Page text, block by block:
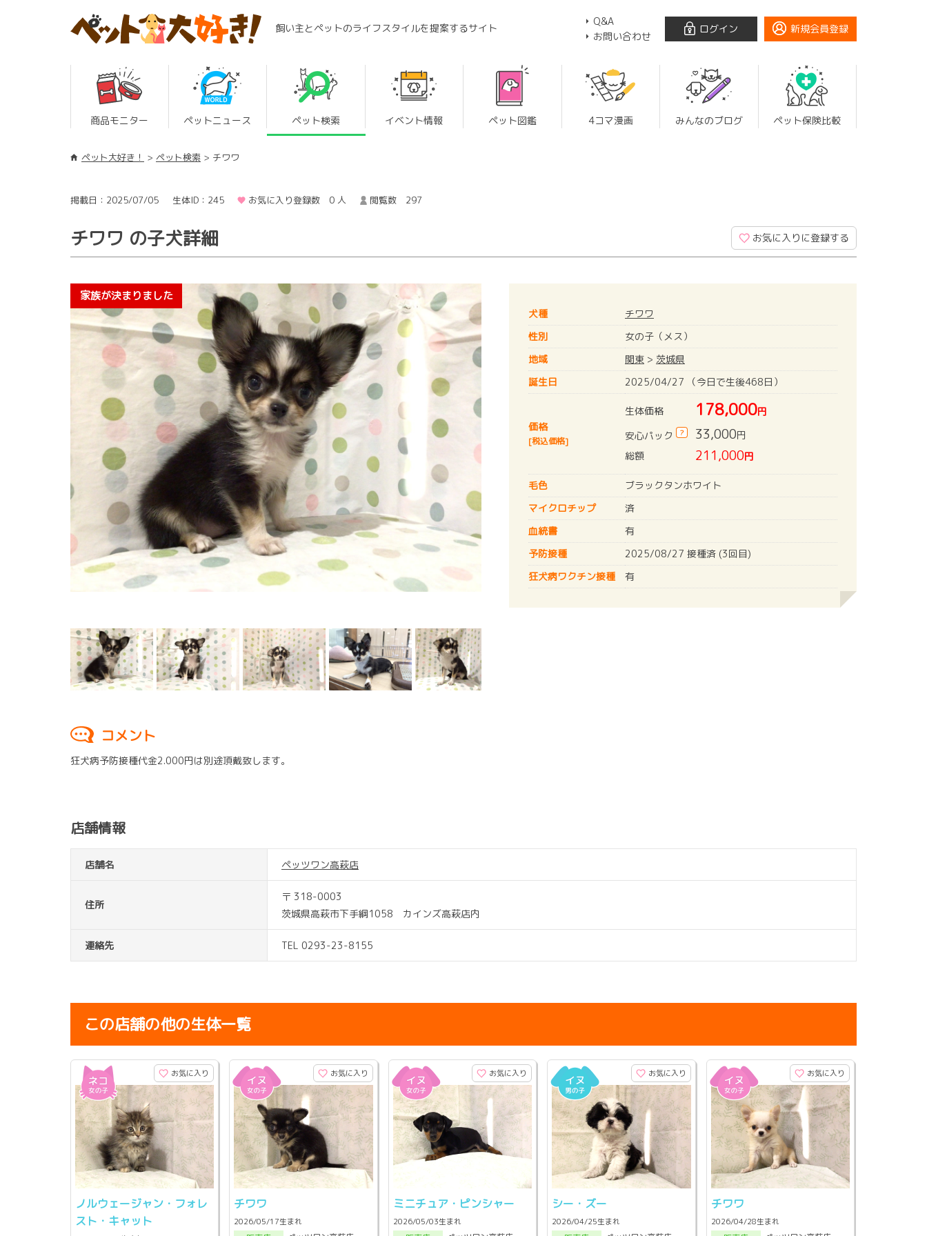
飼い主とペットのライフスタイルを提案するサイト
Q&A
お問い合わせ
ログイン 新規会員登録
商品モニター ペットニュース ペット検索 イベント情報 ペット図鑑 4コマ漫画 みんなのブログ ペット保険比較
ペット大好き！ ペット検索 チワワ
掲載日：2025/07/05 生体ID：245 お気に入り登録数 0 人 閲覧数 297
チワワ の子犬詳細 お気に入りに登録する
犬種
チワワ
性別
女の子（メス）
地域
関東 > 茨城県
誕生日
2025/04/27 （今日で生後468日）
価格
[税込価格]
生体価格 178,000円
安心パック
? 33,000円
総額
211,000円
毛色
ブラックタンホワイト
マイクロチップ
済
血統書
有
予防接種
2025/08/27 接種済 (3回目)
狂犬病ワクチン接種 有
コメント
狂犬病予防接種代金2.000円は別途頂戴致します。
店舗情報
店舗名 ペッツワン高萩店
住所
〒 318-0003
茨城県高萩市下手綱1058 カインズ高萩店内
連絡先 TEL 0293-23-8155
この店舗の他の生体一覧
お気に入り
ノルウェージャン・フォレ
スト・キャット
お気に入り
チワワ
2026/05/17生まれ
お気に入り
ミニチュア・ピンシャー
2026/05/03生まれ
お気に入り
シー・ズー
2026/04/25生まれ
お気に入り
チワワ
2026/04/28生まれ